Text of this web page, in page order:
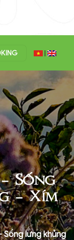
|
Sống
– Xím
Sống lưng khủng